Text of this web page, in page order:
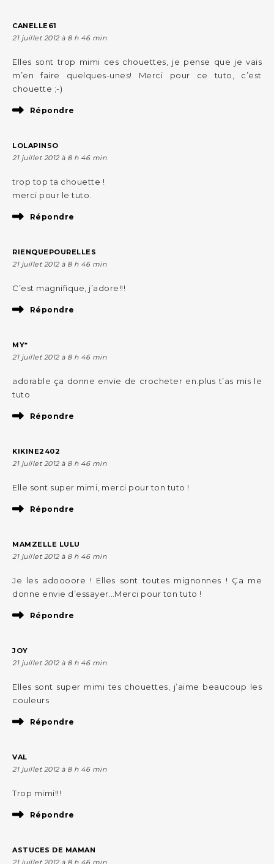
CANELLE61
21 juillet 2012 à 8 h 46 min
Elles sont trop mimi ces chouettes, je pense que je vais
m’en faire quelques-unes! Merci pour ce tuto, c’est
chouette ;-)
Répondre
LOLAPINSO
21 juillet 2012 à 8 h 46 min
trop top ta chouette !
merci pour le tuto.
Répondre
RIENQUEPOURELLES
21 juillet 2012 à 8 h 46 min
C’est magnifique, j’adore!!!
Répondre
MY*
21 juillet 2012 à 8 h 46 min
adorable ça donne envie de crocheter en.plus t’as mis le
tuto
Répondre
KIKINE2402
21 juillet 2012 à 8 h 46 min
Elle sont super mimi, merci pour ton tuto !
Répondre
MAMZELLE LULU
21 juillet 2012 à 8 h 46 min
Je les adoooore ! Elles sont toutes mignonnes ! Ça me
donne envie d’essayer…Merci pour ton tuto !
Répondre
JOY
21 juillet 2012 à 8 h 46 min
Elles sont super mimi tes chouettes, j’aime beaucoup les
couleurs
Répondre
VAL
21 juillet 2012 à 8 h 46 min
Trop mimi!!!
Répondre
ASTUCES DE MAMAN
21 juillet 2012 à 8 h 46 min